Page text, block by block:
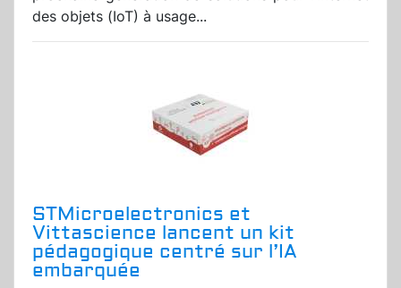
des objets (IoT) à usage...
STMicroelectronics et
Vittascience lancent un kit
pédagogique centré sur l’IA
embarquée